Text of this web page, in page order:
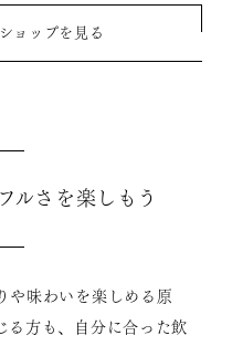
ョップを見る
ルさを楽しもう
や味わいを楽しめる原
る方も、自分に合った飲